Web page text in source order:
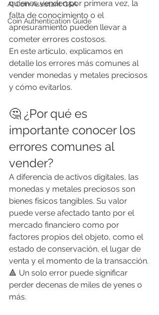
AI Coin Assistant Q&A
Coin Authentication Guide
quienes venden por primera vez, la
falta de conocimiento o el
apresuramiento pueden llevar a
cometer errores costosos.
En este artículo, explicamos en
detalle los errores más comunes al
vender monedas y metales preciosos
y cómo evitarlos.
🤔 ¿Por qué es
importante conocer los
errores comunes al
vender?
A diferencia de activos digitales, las
monedas y metales preciosos son
bienes físicos tangibles. Su valor
puede verse afectado tanto por el
mercado financiero como por
factores propios del objeto, como el
estado de conservación, el lugar de
venta y el momento de la transacción.
🔺 Un solo error puede significar
perder decenas de miles de yenes o
más.